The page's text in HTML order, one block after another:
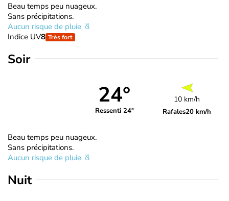
Beau temps peu nuageux.
Sans précipitations.
Aucun risque de pluie
Indice UV8 Très fort
Soir
24°
Ressenti 24°
10 km/h
Rafales20 km/h
Beau temps peu nuageux.
Sans précipitations.
Aucun risque de pluie
Nuit